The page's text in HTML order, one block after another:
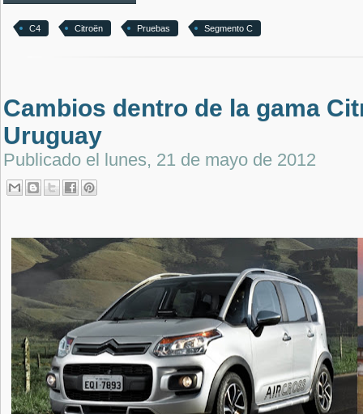
C4 Citroën Pruebas Segmento C
Cambios dentro de la gama
Uruguay
Publicado el lunes, 21 de mayo de 2012